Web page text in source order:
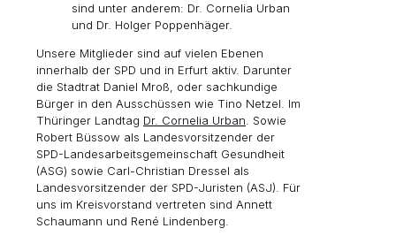
sind unter anderem: Dr. Cornelia Urban
und Dr. Holger Poppenhäger.
Unsere Mitglieder sind auf vielen Ebenen
innerhalb der SPD und in Erfurt aktiv. Darunter
die Stadtrat Daniel Mroß, oder sachkundige
Bürger in den Ausschüssen wie Tino Netzel. Im
Thüringer Landtag Dr. Cornelia Urban . Sowie
Robert Büssow als Landesvorsitzender der
SPD-Landesarbeitsgemeinschaft Gesundheit
(ASG) sowie Carl-Christian Dressel als
Landesvorsitzender der SPD-Juristen (ASJ). Für
uns im Kreisvorstand vertreten sind Annett
Schaumann und René Lindenberg.